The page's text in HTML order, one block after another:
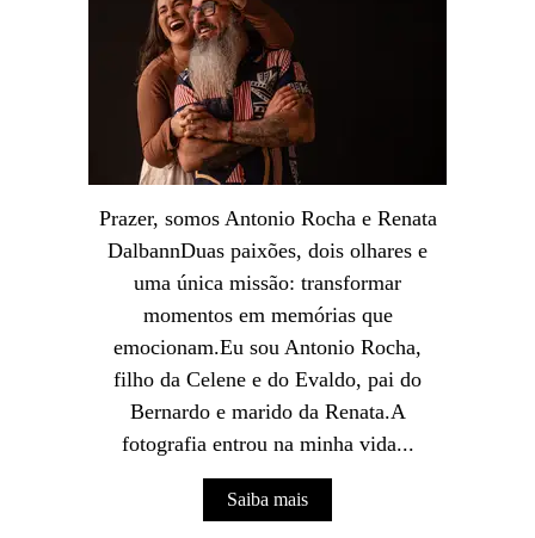
Prazer, somos Antonio Rocha e Renata
DalbannDuas paixões, dois olhares e
uma única missão: transformar
momentos em memórias que
emocionam.Eu sou Antonio Rocha,
filho da Celene e do Evaldo, pai do
Bernardo e marido da Renata.A
fotografia entrou na minha vida...
Saiba mais